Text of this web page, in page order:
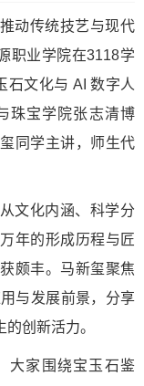
动传统技艺与现代
职业学院在3118学
石文化与 AI 数字人
珠宝学院张志清博
同学主讲，师生代
文化内涵、科学分
年的形成历程与匠
颇丰。马新玺聚焦
与发展前景，分享
创新活力。
大家围绕宝玉石鉴